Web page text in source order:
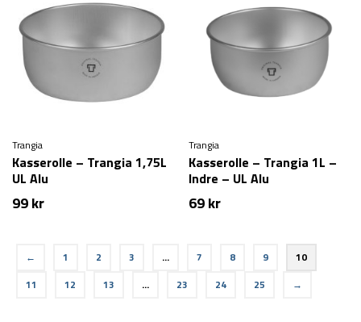
Trangia
Kasserolle – Trangia 1,75L
UL Alu
99kr
Trangia
Kasserolle – Trangia 1L –
Indre – UL Alu
69kr
← 1 2 3 … 7 8 9
10
11
12 13 … 23 24 25 →